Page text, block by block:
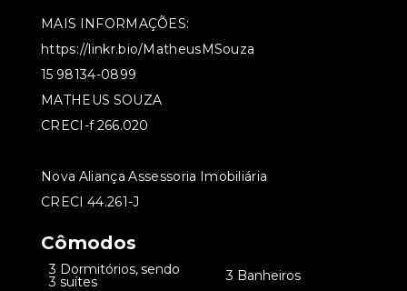
MAIS INFORMAÇÕES:
https://linkr.bio/MatheusMSouza
15 98134-0899
MATHEUS SOUZA
CRECI-f 266.020
Nova Aliança Assessoria Imobiliária
CRECI 44.261-J
Cômodos
3 Dormitórios, sendo
3 suítes 3 Banheiros